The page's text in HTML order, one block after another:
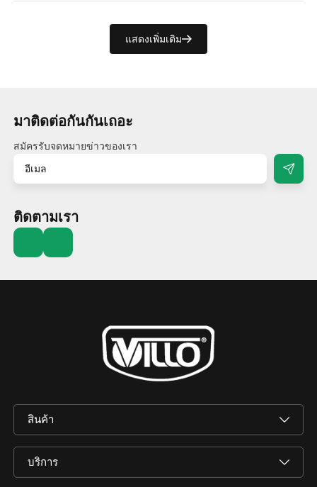
แสดงเพิ่มเติม
มาติดต่อกันกันเถอะ
สมัครรับจดหมายข่าวของเรา
ติดตามเรา
สินค้า
บริการ